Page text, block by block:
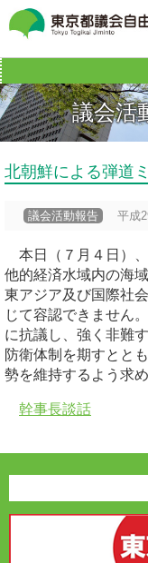
議会活
北朝鮮による弾道
議会活動報告 平成
本日（７月４日）
他的経済水域内の海
東アジア及び国際社
じて容認できません
に抗議し、強く非難
防衛体制を期すとと
勢を維持するよう求め
幹事長談話